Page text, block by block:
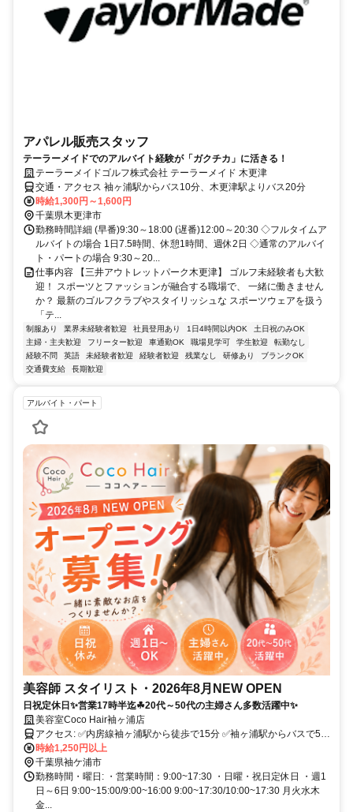
アパレル販売スタッフ
テーラーメイドでのアルバイト経験が「ガクチカ」に活きる！
テーラーメイドゴルフ株式会社 テーラーメイド 木更津
交通・アクセス 袖ヶ浦駅からバス10分、木更津駅よりバス20分
時給1,300円～1,600円
千葉県木更津市
勤務時間詳細 (早番)9:30～18:00 (遅番)12:00～20:30 ◇フルタイムア
ルバイトの場合 1日7.5時間、休憩1時間、週休2日 ◇通常のアルバイ
ト・パートの場合 9:30～20...
仕事内容 【三井アウトレットパーク木更津】 ゴルフ未経験者も大歓
迎！ スポーツとファッションが融合する職場で、 一緒に働きません
か？ 最新のゴルフクラブやスタイリッシュな スポーツウェアを扱う
「テ...
制服あり 業界未経験者歓迎 社員登用あり 1日4時間以内OK
土日祝のみOK
主婦・主夫歓迎
フリーター歓迎 車通勤OK 職場見学可 学生歓迎
転勤なし
経験不問
英語 未経験者歓迎 経験者歓迎 残業なし 研修あり
ブランクOK
交通費支給
長期歓迎
アルバイト・パート
美容師 スタイリスト・2026年8月NEW OPEN
日祝定休日✨営業17時半迄☘20代～50代の主婦さん多数活躍中✨
美容室Coco Hair袖ヶ浦店
アクセス: ✅内房線袖ヶ浦駅から徒歩で15分 ✅袖ヶ浦駅からバスで5分
時給1,250円以上
千葉県袖ケ浦市
勤務時間・曜日: ・営業時間：9:00~17:30 ・日曜・祝日定休日 ・週1
日～6日 9:00~15:00/9:00~16:00 9:00~17:30/10:00~17:30 月火水木
金...